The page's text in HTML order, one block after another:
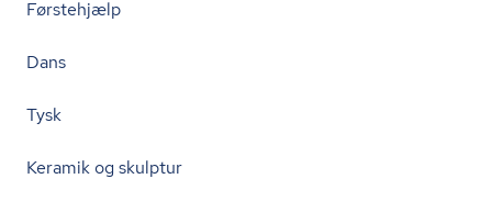
Førstehjælp
Dans
Tysk
Keramik og skulptur